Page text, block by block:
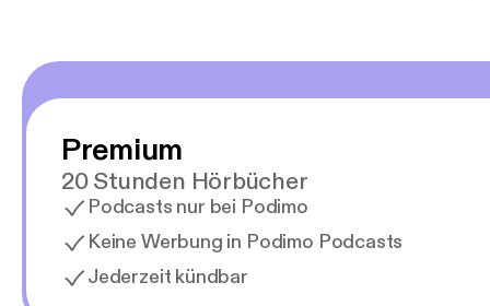
Premium
20 Stunden Hörbücher
Podcasts nur bei Podimo
Keine Werbung in Podimo Podcasts
Jederzeit kündbar